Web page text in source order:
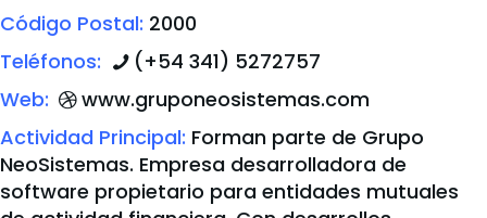
Código Postal: 2000
Teléfonos:
(+54 341) 5272757
Web:
www.gruponeosistemas.com
Actividad Principal: Forman parte de Grupo
NeoSistemas. Empresa desarrolladora de
software propietario para entidades mutuales